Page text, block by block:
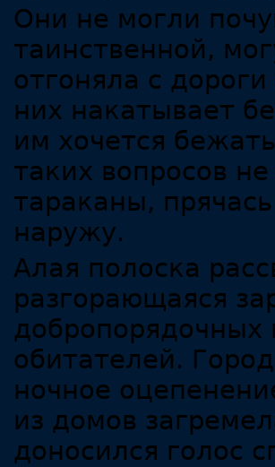
Они не могли
таинственной,
отгоняла с
них накатывает
им хочется
таких вопросов
тараканы,
наружу.
Алая полоска
разгорающаяся
добропорядочных
обитателей.
ночное
из домов
доносился голос